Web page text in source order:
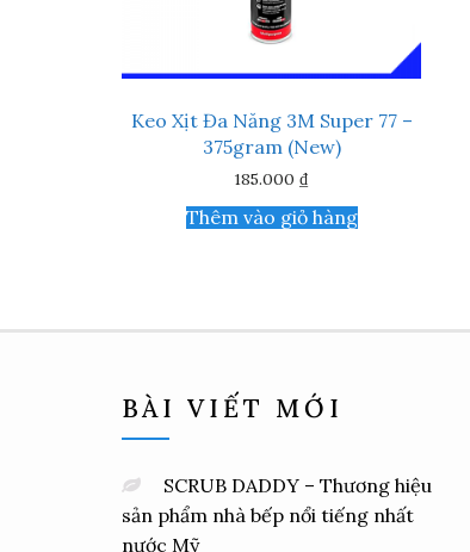
Keo Xịt Đa Năng 3M Super 77 –
375gram (New)
185.000₫
Thêm vào giỏ hàng
BÀI VIẾT MỚI
SCRUB DADDY – Thương hiệu
sản phẩm nhà bếp nổi tiếng nhất
nước Mỹ